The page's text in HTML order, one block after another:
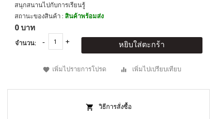
สนุกสนานไปกับการเรียนรู้
สถานะของสินค้า : สินค้าพร้อมส่ง
0 บาท
จำนวน: หยิบใส่ตะกร้า
เพิ่มไปรายการโปรด เพิ่มไปเปรียบเทียบ
วิธีการสั่งซื้อ